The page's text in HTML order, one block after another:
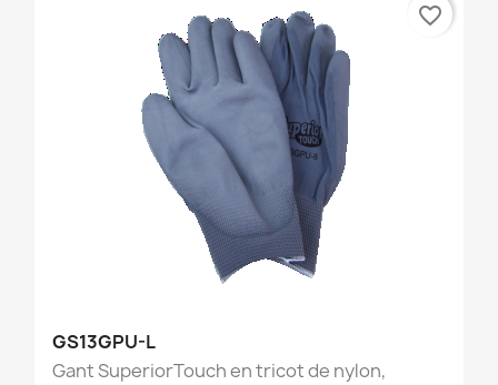
GS13GPU-L
Gant SuperiorTouch en tricot de nylon,
favorite_border